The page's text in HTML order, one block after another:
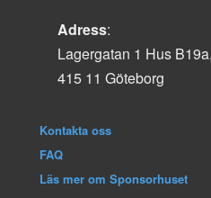
Adress:
Lagergatan 1 Hus
415 11 Göteborg
Kontakta oss
FAQ
Läs mer om Sponsorhuset